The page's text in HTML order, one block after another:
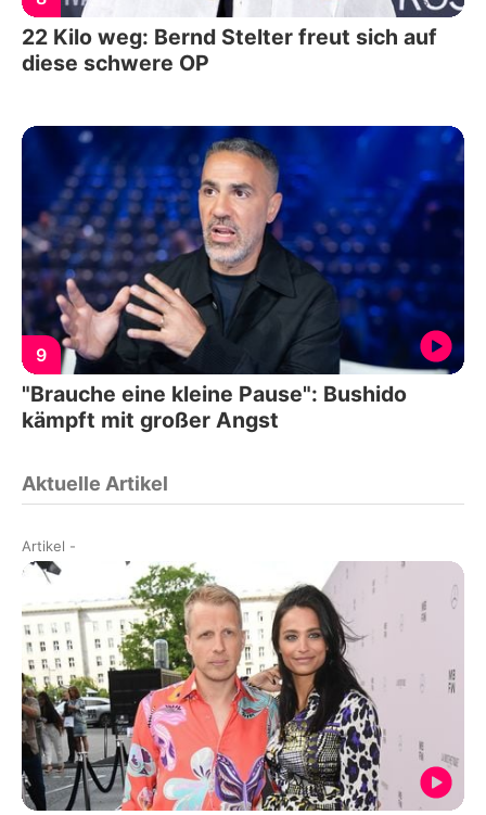
22 Kilo weg: Bernd Stelter freut sich auf
diese schwere OP
9
"Brauche eine kleine Pause": Bushido
kämpft mit großer Angst
Aktuelle Artikel
Artikel -